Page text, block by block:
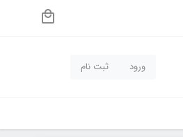
ورود ثبت نام